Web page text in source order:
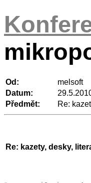
Od:
melsoft
Datum:
Předmět:
Re:
Re: kazety, desky,